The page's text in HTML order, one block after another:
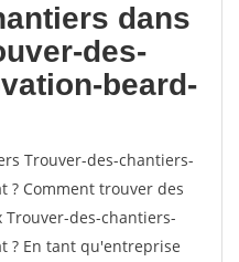
dans
des-
beard-
Trouver-des-chantiers-
? Comment trouver des
des-chantiers-
? En tant qu'entreprise